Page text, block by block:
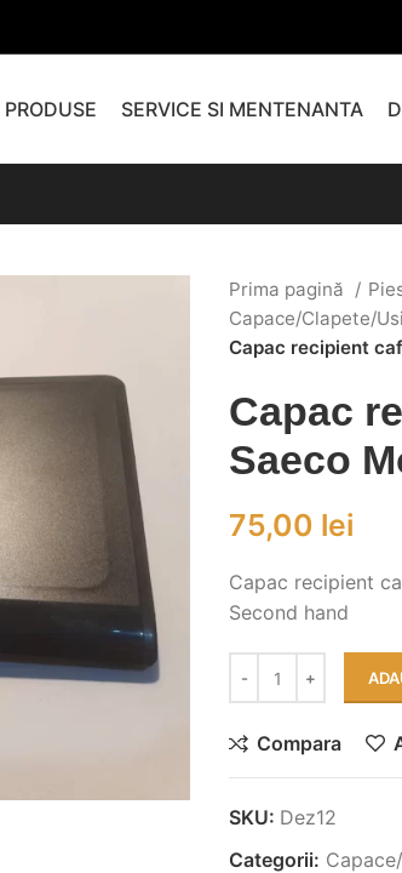
PRODUSE SERVICE SI MENTENANTA
Prima pagină
Capace/Clapete/
Capac recipient
Capac
Saeco
75,00 lei
Capac recipient
Second hand
Compara
SKU: Dez12
Categorii: